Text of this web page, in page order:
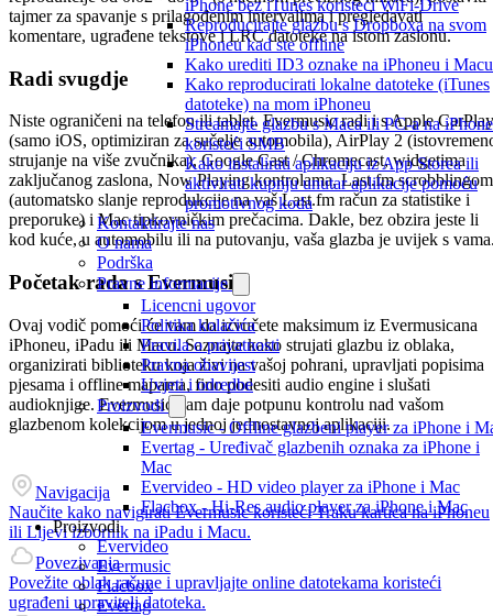
iPhone bez iTunes koristeći WiFi-Drive
Reproducirajte glazbu s Dropboxa na svom
iPhoneu kad ste offline
Kako urediti ID3 oznake na iPhoneu i Macu
Kako reproducirati lokalne datoteke (iTunes
datoteke) na mom iPhoneu
Streamajte glazbu s Maca ili PC-a na iPhone
koristeći SMB
Kako instalirati aplikaciju iz App Storea ili
aktivirati kupnju unutar aplikacije pomoću
promotivnog koda
Kontaktirajte nas
O nama
Podrška
Pravne informacije
Licencni ugovor
Politika kolačića
Pravila o privatnosti
Pravna obavijest
Uvjeti i odredbe
Proizvodi
Evermusic - Offline glazbeni player za iPhone i
Evertag - Uređivač glazbenih oznaka za iPhone i
Mac
Evervideo - HD video player za iPhone i Mac
Flacbox - Hi-Res audio player za iPhone i Mac
Proizvodi
Evervideo
Evermusic
Flacbox
Evertag
tajmer za spavanje s prilagođenim intervalima i pregledavati
komentare, ugrađene tekstove i LRC datoteke na istom zaslonu.
Radi svugdje
Niste ograničeni na telefon ili tablet. Evermusic radi i s Apple CarPlay
(samo iOS, optimiziran za sučelje automobila), AirPlay 2
strujanje na više zvučnika), Google Cast / Chromecast, widgetima
zaključanog zaslona, Now Playing kontrolama, Last.fm scrobblingom
(automatsko slanje reprodukcije na vaš Last.fm račun za statistike i
preporuke) i Mac tipkovničkim prečacima. Dakle, bez obzira jeste li
kod kuće, u automobilu ili na putovanju, vaša glazba je uvijek s
Početak rada s Evermusic
Ovaj vodič pomoći će vam da izvučete maksimum iz Evermusicana
iPhoneu, iPadu ili Macu. Saznajte kako strujati glazbu iz oblaka,
organizirati biblioteku koja živi na vašoj pohrani, upravljati popisima
pjesama i offline mapama, fino podesiti audio engine i slušati
audioknjige. Evermusic vam daje potpunu kontrolu nad vašom
glazbenom kolekcijom u jednoj jednostavnoj aplikaciji.
Navigacija
Naučite kako navigirati Evermusic koristeći Traku kartica na iPhoneu
ili Lijevi izbornik na iPadu i Macu.
Povezivanja
Povežite oblak račune i upravljajte online datotekama koristeći
ugrađeni upravitelj datoteka.